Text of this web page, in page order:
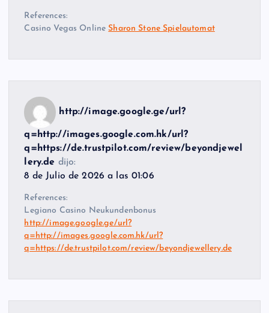
References:
Casino Vegas OnlineSharon Stone Spielautomat
http://image.google.ge/url?
q=http://images.google.com.hk/url?
q=https://de.trustpilot.com/review/beyondjewel
lery.de dijo:
8 de Julio de 2026 a las 01:06
References:
Legiano Casino Neukundenbonus
http://image.google.ge/url?
q=http://images.google.com.hk/url?
q=https://de.trustpilot.com/review/beyondjewellery.de